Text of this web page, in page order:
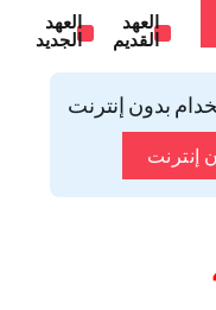
العهد
القديم
العهد
الجديد
بدون إنترنت
إنترنت